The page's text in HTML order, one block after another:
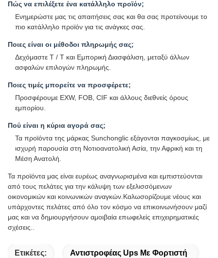
Πώς να επιλέξετε ένα κατάλληλο προϊόν;
Ενημερώστε μας τις απαιτήσεις σας και θα σας προτείνουμε το
πιο κατάλληλο προϊόν για τις ανάγκες σας.
Ποιες είναι οι μέθοδοι πληρωμής σας;
Δεχόμαστε T / T και Εμπορική Διασφάλιση, μεταξύ άλλων
ασφαλών επιλογών πληρωμής.
Ποιες τιμές μπορείτε να προσφέρετε;
Προσφέρουμε EXW, FOB, CIF και άλλους διεθνείς όρους
εμπορίου.
Πού είναι η κύρια αγορά σας;
Τα προϊόντα της μάρκας Sunchonglic εξάγονται παγκοσμίως, με
ισχυρή παρουσία στη Νοτιοανατολική Ασία, την Αφρική και τη
Μέση Ανατολή.
Τα προϊόντα μας είναι ευρέως αναγνωρισμένα και εμπιστεύονται
από τους πελάτες για την κάλυψη των εξελισσόμενων
οικονομικών και κοινωνικών αναγκών.Καλωσορίζουμε νέους και
υπάρχοντες πελάτες από όλο τον κόσμο να επικοινωνήσουν μαζί
μας και να δημιουργήσουν αμοιβαία επωφελείς επιχειρηματικές
σχέσεις..
Ετικέτες: Αντιστροφέας Ups Με Φορτιστή